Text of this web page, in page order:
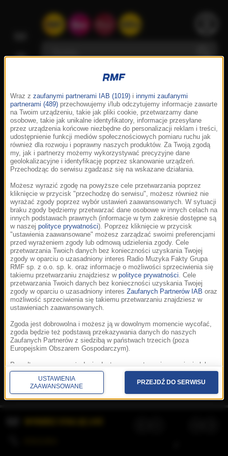
Korzystanie z portalu oznacza akceptację
Prywatność.Aplikacje.© 2026 Radio Muzyka
Fakty Grupa RMF sp. z o.o. sp. k.
Wraz z zaufanymi partnerami IAB (1019) i innymi zaufanymi
partnerami (489) przechowujemy i/lub odczytujemy informacje zawarte
na Twoim urządzeniu, takie jak pliki cookie, przetwarzamy dane
osobowe, takie jak unikalne identyfikatory, informacje przesyłane
przez urządzenia końcowe niezbędne do personalizacji reklam i treści,
udostępnienie funkcji mediów społecznościowych pomiaru ruchu jak
również dla rozwoju i poprawny naszych produktów. Za Twoją zgodą
my, jak i partnerzy możemy wykorzystywać precyzyjne dane
geolokalizacyjne i identyfikację poprzez skanowanie urządzeń.
Przechodząc do serwisu zgadzasz się na wskazane działania.
Możesz wyrazić zgodę na powyższe cele przetwarzania poprzez
kliknięcie w przycisk "przechodzę do serwisu", możesz również nie
wyrażać zgody poprzez wybór ustawień zaawansowanych. W sytuacji
braku zgody będziemy przetwarzać dane osobowe w innych celach na
innych podstawach prawnych (informacje w tym zakresie dostępne są
w naszej polityce prywatności). Poprzez kliknięcie w przycisk
"ustawienia zaawansowane" możesz zarządzać swoimi preferencjami
przed wyrażeniem zgody lub odmową udzielenia zgody. Cele
przetwarzania Twoich danych bez konieczności uzyskania Twojej
zgody w oparciu o uzasadniony interes Radio Muzyka Fakty Grupa
RMF sp. z o.o. sp. k. oraz informacje o możliwości sprzeciwienia się
takiemu przetwarzaniu znajdziesz w polityce prywatności. Cele
przetwarzania Twoich danych bez konieczności uzyskania Twojej
zgody w oparciu o uzasadniony interes Zaufanych Partnerów IAB oraz
możliwość sprzeciwienia się takiemu przetwarzaniu znajdziesz w
ustawieniach zaawansowanych.
Zgoda jest dobrowolna i możesz ją w dowolnym momencie wycofać,
zgoda będzie też podstawą przekazywania danych do naszych
Zaufanych Partnerów z siedzibą w państwach trzecich (poza
Europejskim Obszarem Gospodarczym).
Ponadto masz prawo żądania dostępu, sprostowania, usunięcia lub
ograniczenia przetwarzania danych, a także złożenia skargi do
Prezesa Urzędu Ochrony Danych Osobowych. W polityce prywatności
znajdziesz informacje jak wykonać swoje prawa. Szczegółowe
informacje na temat przetwarzania Twoich danych znajdują się w
USTAWIENIA
ZAAWANSOWANE
PRZEJDŹ DO SERWISU